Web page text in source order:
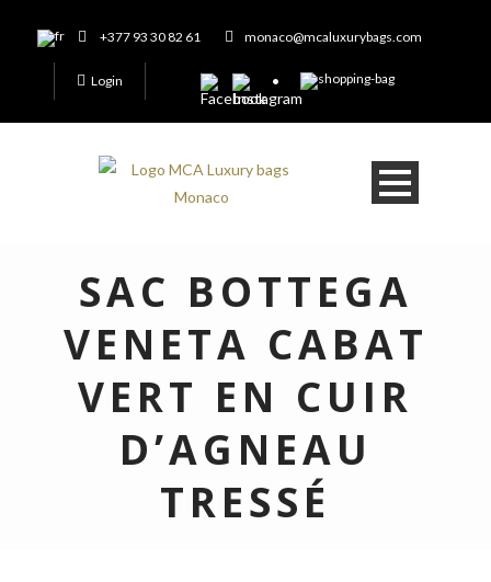
+377 93 30 82 61 monaco@mcaluxurybags.com
Login
SAC BOTTEGA
VENETA CABAT
VERT EN CUIR
D’AGNEAU
TRESSÉ